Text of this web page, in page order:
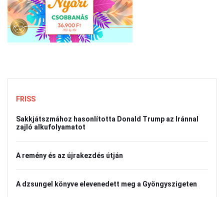
FRISS
Sakkjátszmához hasonlította Donald Trump az Iránnal
zajló alkufolyamatot
A remény és az újrakezdés útján
A dzsungel könyve elevenedett meg a Gyöngyszigeten